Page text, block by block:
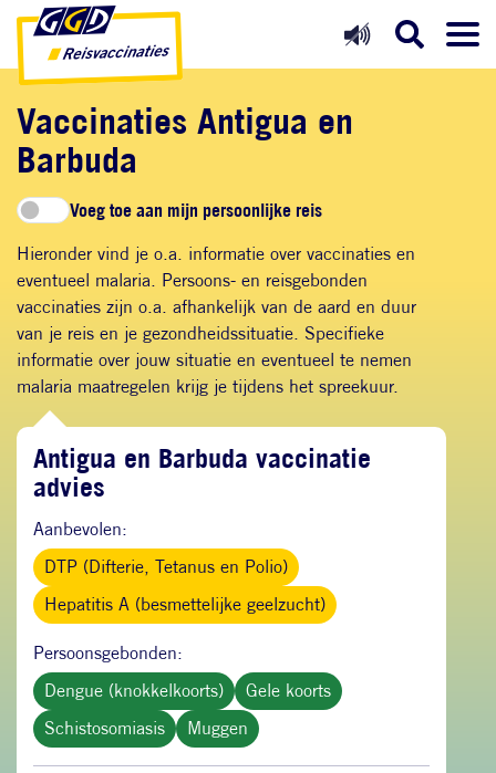
Direct naar inhoud
Direct naar hoofdnavigatie
Direct naar zoekfunctie
Vaccinaties Antigua en
Barbuda
Voeg toe aan mijn persoonlijke reis
Hieronder vind je o.a. informatie over vaccinaties en
eventueel malaria. Persoons- en reisgebonden
vaccinaties zijn o.a. afhankelijk van de aard en duur
van je reis en je gezondheidssituatie. Specifieke
informatie over jouw situatie en eventueel te nemen
malaria maatregelen krijg je tijdens het spreekuur.
Antigua en Barbuda vaccinatie
advies
Aanbevolen:
DTP (Difterie, Tetanus en Polio)
Hepatitis A (besmettelijke geelzucht)
Persoonsgebonden:
Dengue (knokkelkoorts)
Gele koorts
Schistosomiasis
Muggen